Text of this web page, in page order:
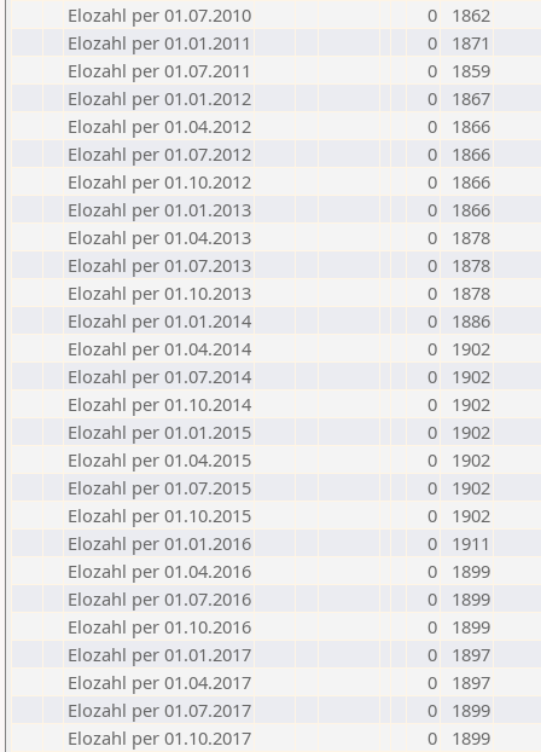
Elozahl per 01.07.2010
0
1862
Elozahl per 01.01.2011
0
1871
Elozahl per 01.07.2011
0
1859
Elozahl per 01.01.2012
0
1867
Elozahl per 01.04.2012
0
1866
Elozahl per 01.07.2012
0
1866
Elozahl per 01.10.2012
0
1866
Elozahl per 01.01.2013
0
1866
Elozahl per 01.04.2013
0
1878
Elozahl per 01.07.2013
0
1878
Elozahl per 01.10.2013
0
1878
Elozahl per 01.01.2014
0
1886
Elozahl per 01.04.2014
0
1902
Elozahl per 01.07.2014
0
1902
Elozahl per 01.10.2014
0
1902
Elozahl per 01.01.2015
0
1902
Elozahl per 01.04.2015
0
1902
Elozahl per 01.07.2015
0
1902
Elozahl per 01.10.2015
0
1902
Elozahl per 01.01.2016
0
1911
Elozahl per 01.04.2016
0
1899
Elozahl per 01.07.2016
0
1899
Elozahl per 01.10.2016
0
1899
Elozahl per 01.01.2017
0
1897
Elozahl per 01.04.2017
0
1897
Elozahl per 01.07.2017
0
1899
Elozahl per 01.10.2017
0
1899